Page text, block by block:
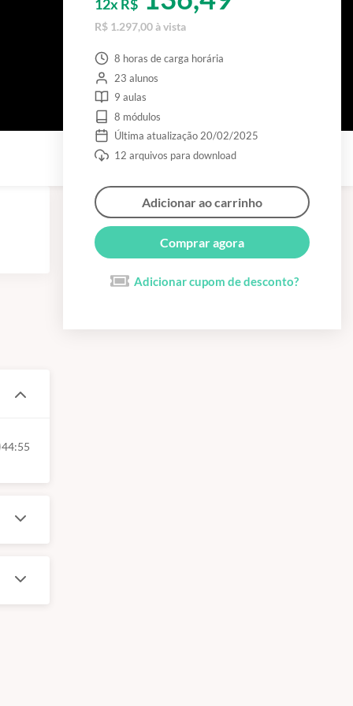
44:55
12x R$
R$ 1.297,00 à vista
8 horas de carga horária
23 alunos
9 aulas
8 módulos
Última atualização 20/02/2025
12 arquivos para download
Adicionar ao carrinho
Comprar agora
Adicionar cupom de desconto?